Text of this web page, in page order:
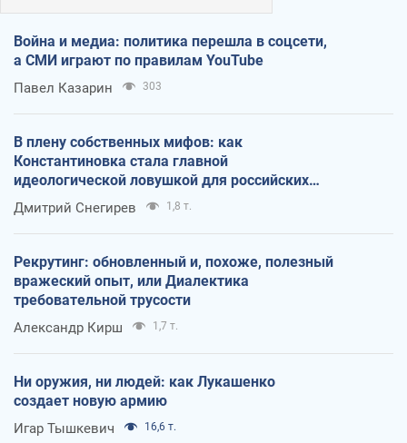
Война и медиа: политика перешла в соцсети,
а СМИ играют по правилам YouTube
Павел Казарин 303
В плену собственных мифов: как
Константиновка стала главной
идеологической ловушкой для российских
оккупантов
Дмитрий Снегирев 1,8 т.
Рекрутинг: обновленный и, похоже, полезный
вражеский опыт, или Диалектика
требовательной трусости
Александр Кирш 1,7 т.
Ни оружия, ни людей: как Лукашенко
создает новую армию
Игар Тышкевич 16,6 т.